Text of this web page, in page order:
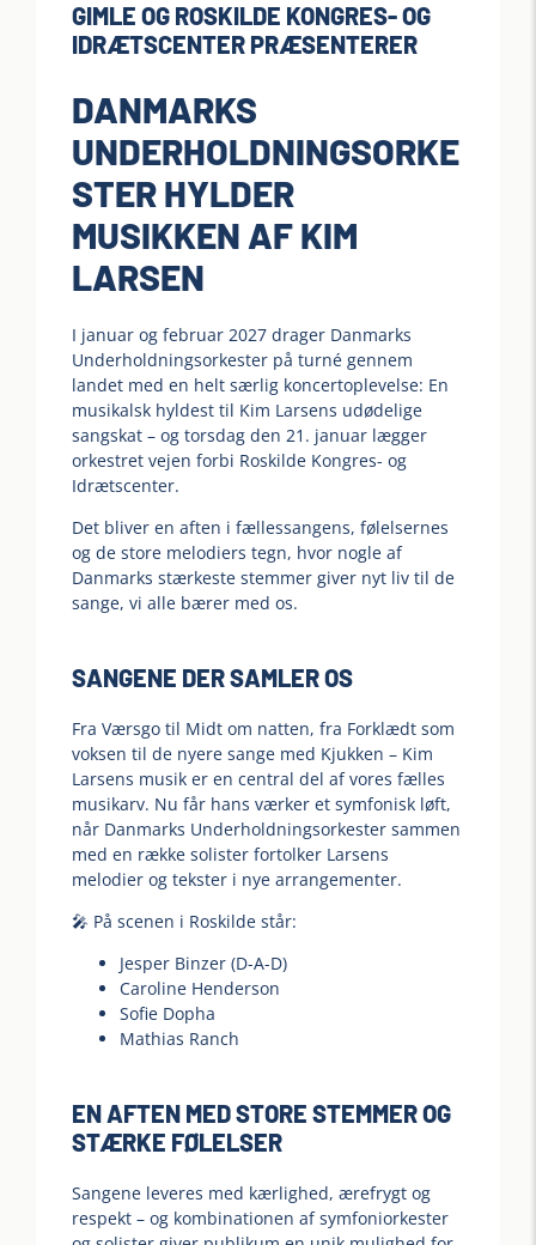
GIMLE OG ROSKILDE KONGRES- OG
IDRÆTSCENTER PRÆSENTERER
DANMARKS
UNDERHOLDNINGSORKE
STER HYLDER
MUSIKKEN AF KIM
LARSEN
I januar og februar 2027 drager Danmarks
Underholdningsorkester på turné gennem
landet med en helt særlig koncertoplevelse: En
musikalsk hyldest til Kim Larsens udødelige
sangskat – og torsdag den 21. januar lægger
orkestret vejen forbi Roskilde Kongres- og
Idrætscenter.
Det bliver en aften i fællessangens, følelsernes
og de store melodiers tegn, hvor nogle af
Danmarks stærkeste stemmer giver nyt liv til de
sange, vi alle bærer med os.
SANGENE DER SAMLER OS
Fra Værsgo til Midt om natten, fra Forklædt som
voksen til de nyere sange med Kjukken – Kim
Larsens musik er en central del af vores fælles
musikarv. Nu får hans værker et symfonisk løft,
når Danmarks Underholdningsorkester sammen
med en række solister fortolker Larsens
melodier og tekster i nye arrangementer.
🎤 På scenen i Roskilde står:
Jesper Binzer (D-A-D)
Caroline Henderson
Sofie Dopha
Mathias Ranch
EN AFTEN MED STORE STEMMER OG
STÆRKE FØLELSER
Sangene leveres med kærlighed, ærefrygt og
respekt – og kombinationen af symfoniorkester